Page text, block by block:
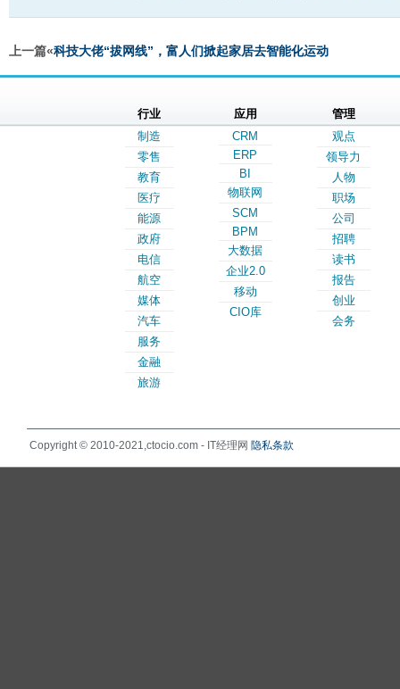
上一篇«科技大佬“拔网线”，富人们掀起家居去智能化运动
行业
制造
零售
教育
医疗
能源
政府
电信
航空
媒体
汽车
服务
金融
旅游
应用
CRM
ERP
BI
物联网
SCM
BPM
大数据
企业2.0
移动
CIO库
管理
观点
领导力
人物
职场
公司
招聘
读书
报告
创业
会务
Copyright © 2010-2021,ctocio.com - IT经理网 隐私条款